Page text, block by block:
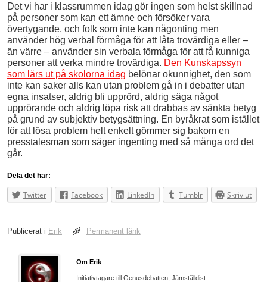
Det vi har i klassrummen idag gör ingen som helst skillnad
på personer som kan ett ämne och försöker vara
övertygande, och folk som inte kan någonting men
använder hög verbal förmåga för att låta trovärdiga eller –
än värre – använder sin verbala förmåga för att få kunniga
personer att verka mindre trovärdiga. Den Kunskapssyn
som lärs ut på skolorna idag belönar okunnighet, den som
inte kan saker alls kan utan problem gå in i debatter utan
egna insatser, aldrig bli upprörd, aldrig säga något
upprörande och aldrig löpa risk att drabbas av sänkta betyg
på grund av subjektiv betygsättning. En byråkrat som istället
för att lösa problem helt enkelt gömmer sig bakom en
presstalesman som säger ingenting med så många ord det
går.
Dela det här:
Twitter Facebook LinkedIn Tumblr Skriv ut
Publicerat i Erik Permanent länk
Om Erik
Initiativtagare till Genusdebatten, Jämställdist